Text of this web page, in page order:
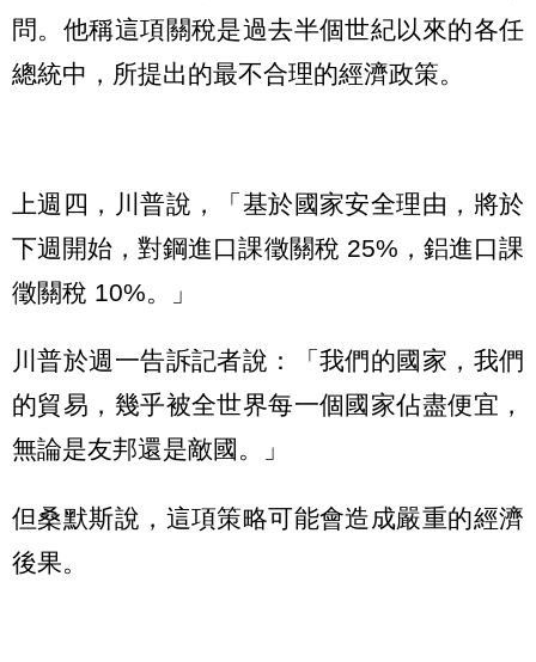
問。他稱這項關稅是過去半個世紀以來的各任
總統中，所提出的最不合理的經濟政策。
上週四，川普說，「基於國家安全理由，將於
下週開始，對鋼進口課徵關稅 25%，鋁進口課
徵關稅 10%。」
川普於週一告訴記者說：「我們的國家，我們
的貿易，幾乎被全世界每一個國家佔盡便宜，
無論是友邦還是敵國。」
但桑默斯說，這項策略可能會造成嚴重的經濟
後果。